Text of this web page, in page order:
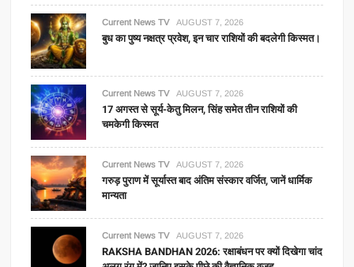
Current News TV AUGUST 7, 2026
बुध का पुष्य नक्षत्र प्रवेश, इन चार राशियों की बदलेगी किस्मत।
Current News TV AUGUST 7, 2026
17 अगस्त से सूर्य-केतु मिलन, सिंह समेत तीन राशियों की
चमकेगी किस्मत
Current News TV AUGUST 7, 2026
गरुड़ पुराण में सूर्यास्त बाद अंतिम संस्कार वर्जित, जानें धार्मिक
मान्यता
Current News TV AUGUST 7, 2026
RAKSHA BANDHAN 2026: रक्षाबंधन पर क्यों दिखेगा चांद